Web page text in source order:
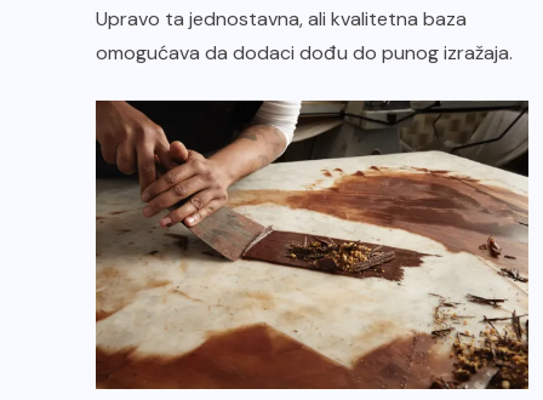
Upravo ta jednostavna, ali kvalitetna baza
omogućava da dodaci dođu do punog izražaja.